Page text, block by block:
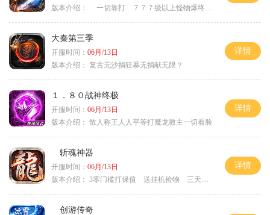
版本介绍：
一切靠打 ７７７级以上怪物爆终极
大秦第三季
开服时间： 06月/13日
版本介绍： 复古无沙捐狂暴无捐献无限？
详情
１．８０战神终极
开服时间： 06月/13日
版本介绍： 散人称王人人平等打魔龙教主一切看脸
详情
斩魂神器
开服时间： 06月/13日
版本介绍： 3零门槛打保值 送挂机捡物 三天合区
详情
创游传奇